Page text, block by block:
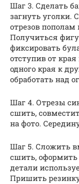
Шаг 3. Сделать
загнуть уголки.
отрезов пополам
Получиться
фиксировать
отступив от
одного края к
обработать над
Шаг 4. Отрезы
сшить,
на фото.
Шаг 5. Сложить
сшить, оформить
детали
Пришить